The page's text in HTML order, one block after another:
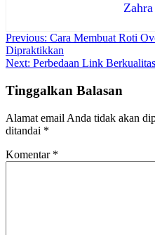
Navigasi
pos
Previous: Cara Membuat Roti
Dipraktikkan
Next: Perbedaan Link
Tinggalkan Balasan
Alamat email Anda tidak akan
ditandai *
Komentar *